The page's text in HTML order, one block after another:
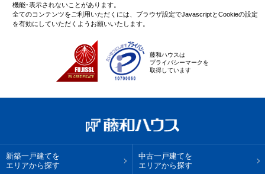
機能･表示されないことがあります。
全てのコンテンツをご利用いただくには、ブラウザ設定でJavascriptとCookieの設定
を有効にしていただくようお願いいたします。
藤和ハウスは
プライバシーマークを
取得しています
新築一戸建てを
エリアから探す
中古一戸建てを
エリアから探す